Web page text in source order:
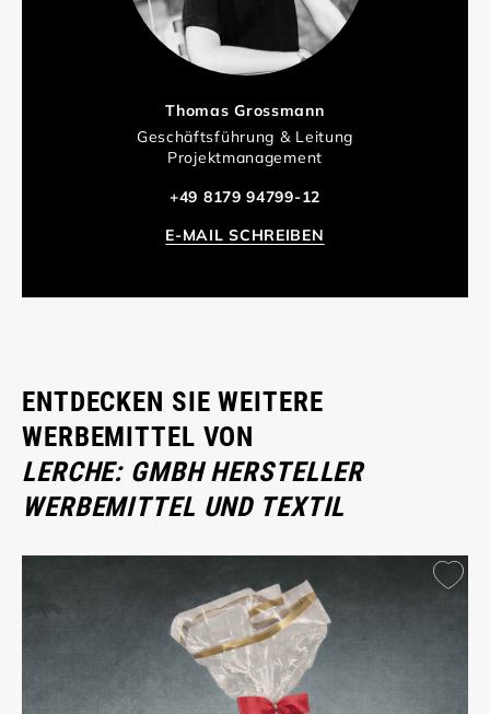
Thomas Grossmann
Geschäftsführung & Leitung
Projektmanagement
+49 8179 94799-12
E-MAIL SCHREIBEN
ENTDECKEN SIE WEITERE
WERBEMITTEL VON
LERCHE: GMBH HERSTELLER
WERBEMITTEL UND TEXTIL